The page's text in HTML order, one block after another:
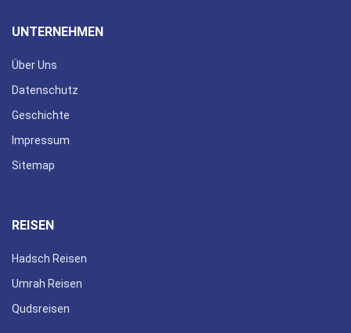
UNTERNEHMEN
Über Uns
Datenschutz
Geschichte
Impressum
Sitemap
REISEN
Hadsch Reisen
Umrah Reisen
Qudsreisen